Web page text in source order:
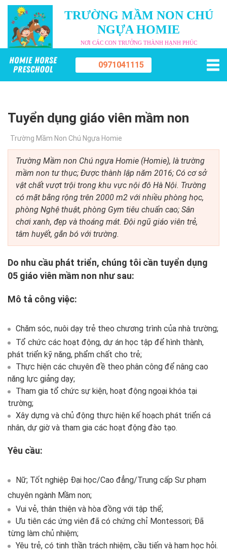
TRƯỜNG MẦM NON CHÚ
NGỰA HOMIE
NƠI CÁC CON TRƯỞNG THÀNH HẠNH PHÚC
0971041115
Tuyển dụng giáo viên mầm non
Trường Mầm Non Chú Ngựa Homie
Trường Mầm non Chú ngựa Homie (Homie), là trường
mầm non tư thục; Được thành lập năm 2016; Có cơ sở
vật chất vượt trội trong khu vực nội đô Hà Nội. Trường
có mặt bằng rộng trên 2000 m2 với nhiều phòng học,
phòng Nghệ thuật, phòng Gym tiêu chuẩn cao; Sân
chơi xanh, đẹp và thoáng mát. Đội ngũ giáo viên trẻ,
tâm huyết, gắn bó với trường.
Do nhu cầu phát triển, chúng tôi cần tuyển dụng
05 giáo viên mầm non như sau:
Mô tả công việc:
Chăm sóc, nuôi dạy trẻ theo chương trình của nhà trường;
Tổ chức các hoạt động, dự án học tập để hình thành,
phát triển kỹ năng, phẩm chất cho trẻ;
Thực hiện các chuyên đề theo phân công để nâng cao
năng lực giảng dạy;
Tham gia tổ chức sự kiện, hoạt động ngoại khóa tại
trường;
Xây dựng và chủ động thực hiện kế hoạch phát triển cá
nhân, dự giờ và tham gia các hoạt động đào tạo.
Yêu cầu:
Nữ; Tốt nghiệp Đại học/Cao đẳng/Trung cấp Sư phạm
chuyên ngành Mầm non;
Vui vẻ, thân thiện và hòa đồng với tập thể;
Ưu tiên các ứng viên đã có chứng chỉ Montessori; Đã
từng làm chủ nhiệm;
Yêu trẻ, có tinh thần trách nhiệm, cầu tiến và ham học hỏi.